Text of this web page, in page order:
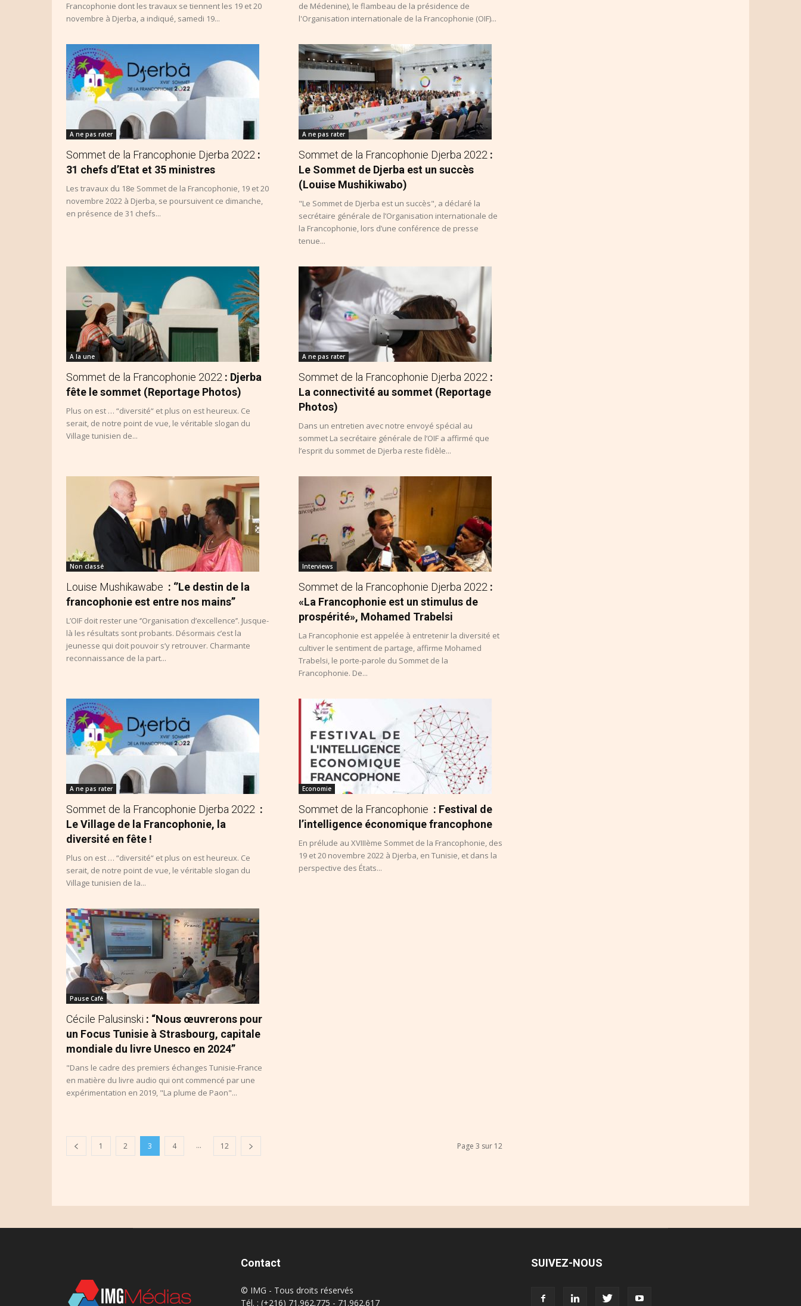
Francophonie dont les travaux se tiennent les 19 et 20
novembre à Djerba, a indiqué, samedi 19...
de Médenine), le flambeau de la présidence de
l'Organisation internationale de la Francophonie (OIF)...
A ne pas rater
Sommet de la Francophonie Djerba 2022 :
31 chefs d’Etat et 35 ministres
Les travaux du 18e Sommet de la Francophonie, 19 et 20
novembre 2022 à Djerba, se poursuivent ce dimanche,
en présence de 31 chefs...
A ne pas rater
Sommet de la Francophonie Djerba 2022 :
Le Sommet de Djerba est un succès
(Louise Mushikiwabo)
"Le Sommet de Djerba est un succès", a déclaré la
secrétaire générale de l’Organisation internationale de
la Francophonie, lors d’une conférence de presse
tenue...
A la une
Sommet de la Francophonie 2022 : Djerba
fête le sommet (Reportage Photos)
Plus on est … “diversité“ et plus on est heureux. Ce
serait, de notre point de vue, le véritable slogan du
Village tunisien de...
A ne pas rater
Sommet de la Francophonie Djerba 2022 :
La connectivité au sommet (Reportage
Photos)
Dans un entretien avec notre envoyé spécial au
sommet La secrétaire générale de l’OIF a affirmé que
l’esprit du sommet de Djerba reste fidèle...
Non classé
Louise Mushikawabe : ‘’Le destin de la
francophonie est entre nos mains’’
L’OIF doit rester une ‘’Organisation d’excellence’’. Jusque-
là les résultats sont probants. Désormais c’est la
jeunesse qui doit pouvoir s’y retrouver. Charmante
reconnaissance de la part...
Interviews
Sommet de la Francophonie Djerba 2022 :
«La Francophonie est un stimulus de
prospérité», Mohamed Trabelsi
La Francophonie est appelée à entretenir la diversité et
cultiver le sentiment de partage, affirme Mohamed
Trabelsi, le porte-parole du Sommet de la
Francophonie. De...
A ne pas rater
Sommet de la Francophonie Djerba 2022 :
Le Village de la Francophonie, la
diversité en fête !
Plus on est … “diversité“ et plus on est heureux. Ce
serait, de notre point de vue, le véritable slogan du
Village tunisien de la...
Economie
Sommet de la Francophonie : Festival de
l’intelligence économique francophone
En prélude au XVIIIème Sommet de la Francophonie, des
19 et 20 novembre 2022 à Djerba, en Tunisie, et dans la
perspective des États...
Pause Café
Cécile Palusinski : “Nous œuvrerons pour
un Focus Tunisie à Strasbourg, capitale
mondiale du livre Unesco en 2024”
"Dans le cadre des premiers échanges Tunisie-France
en matière du livre audio qui ont commencé par une
expérimentation en 2019, "La plume de Paon"...
1 2 3 4 ... 12 Page 3 sur 12
Contact
© IMG - Tous droits réservés
Tél. : (+216) 71.962.775 - 71.962.617
SUIVEZ-NOUS